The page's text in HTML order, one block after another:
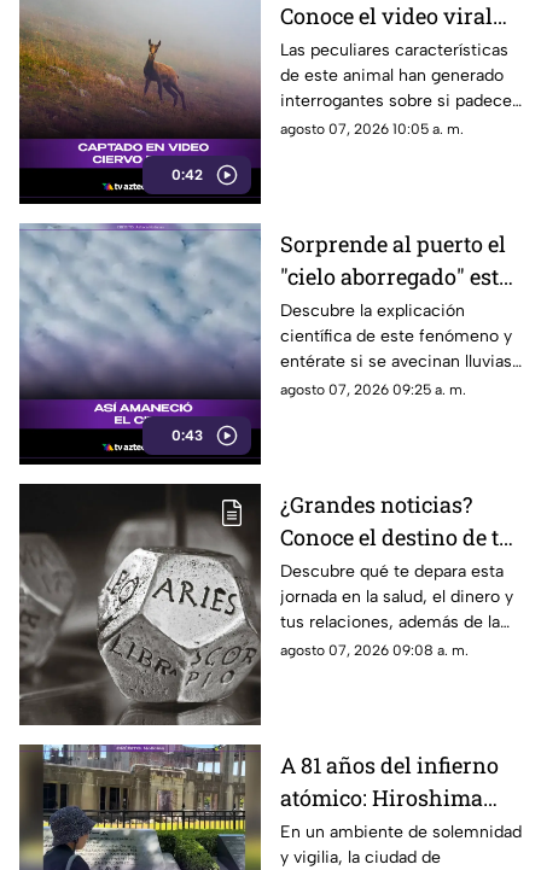
0:42
Conoce el video viral
que causa asombro en
redes sociales
Las peculiares características
de este animal han generado
interrogantes sobre si padece
una malformación congénita.
agosto 07, 2026 10:05 a. m.
0:43
Sorprende al puerto el
"cielo aborregado" este
viernes: ¿Qué nos
espera en el clima?
Descubre la explicación
científica de este fenómeno y
entérate si se avecinan lluvias
o buen tiempo.
agosto 07, 2026 09:25 a. m.
¿Grandes noticias?
Conoce el destino de tu
signo para este viernes
Descubre qué te depara esta
jornada en la salud, el dinero y
tus relaciones, además de la
palabra clave para guiar tus
agosto 07, 2026 09:08 a. m.
A 81 años del infierno
atómico: Hiroshima
exige a las potencias el
fin de la era nuclear
En un ambiente de solemnidad
y vigilia, la ciudad de